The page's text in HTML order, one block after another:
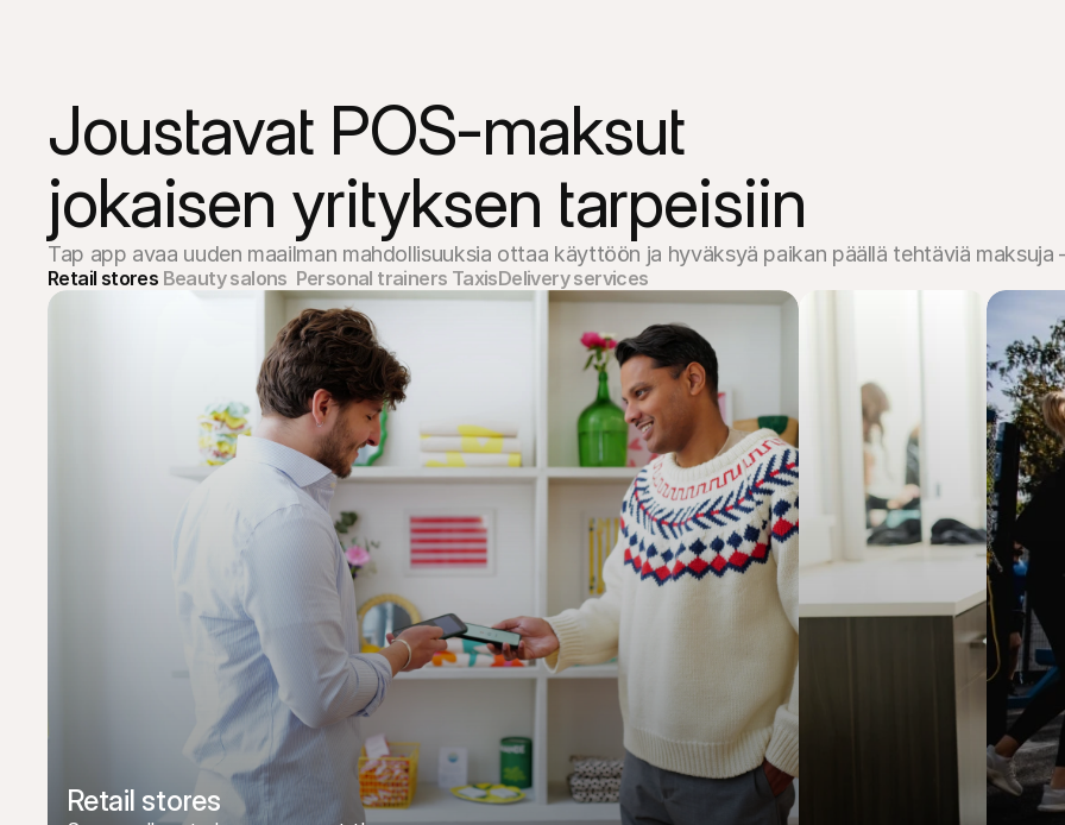
Joustavat POS-maksut
jokaisen yrityksen tarpeisiin
Tap app avaa uuden maailman mahdollisuuksia ottaa käyttöön ja hyväksyä paikan päällä tehtäviä maksuja
Retail stores Beauty salons Personal trainers TaxisDelivery services
Retail stores